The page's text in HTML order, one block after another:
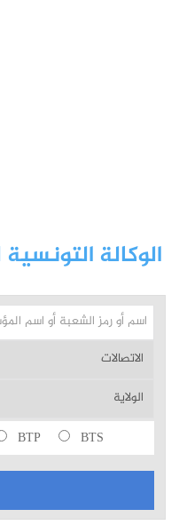
الوكالة
BTS
BTP